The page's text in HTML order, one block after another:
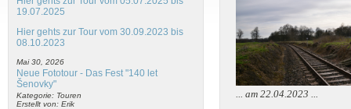
19.07.2025
Hier gehts zur Tour vom 30.09.2023 bis
08.10.2023
Mai 30, 2026
Neue Fototour - Das Fest "140 let
Šenovky"
Kategorie: Touren
Erstellt von: Erik
... am 22.04.2023 ...